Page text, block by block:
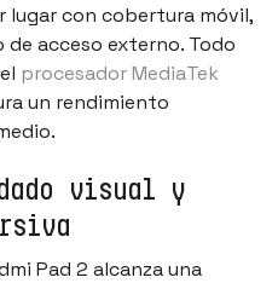
lugar con cobertura móvil,
acceso externo. Todo
procesador MediaTek
un rendimiento
visual y
Pad 2 alcanza una